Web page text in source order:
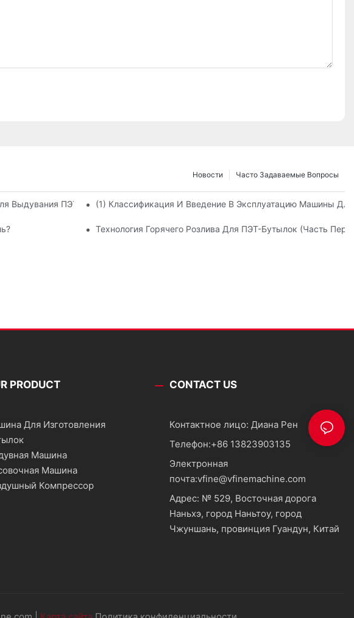
Часто Задаваемые Вопросы
Новости
Выдувания ПЭТ-Бутылок(1) Классификация И Введение В Эксплуатацию Машины
Технология Горячего Розлива Для ПЭТ-Бутылок (часть
PRODUCT
Для Изготовления
Машина
Машина
Компрессор
CONTACT US
Контактное лицо: Диана Рен
Телефон:+86 13823903135
Электронная
почта:vfine@vfinemachine.com
Адрес: № 529, Восточная дорога
Наньхэ, город Наньтоу, город
Чжуншань, провинция Гуандун, Китай